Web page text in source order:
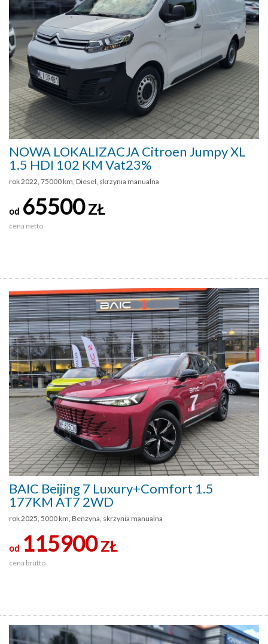
NOWA LOKALIZACJA Citroen Jumpy XL
1.5 HDI 102 KM Vat23%
rok 2022, 75000 km, Diesel, skrzynia manualna
od 65500ZŁ
cena netto
BAIC Beijing 7 Luxury+Comfort 1.5
177KM AT7 2WD
rok 2025, 5000 km, Benzyna, skrzynia manualna
od 115900ZŁ
cena brutto